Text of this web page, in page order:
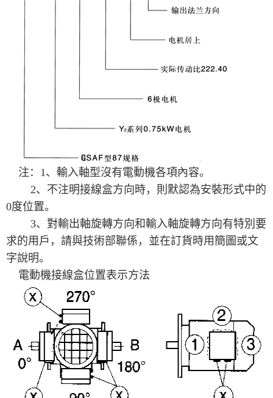
注：1、輸入軸型沒有電動機各項內容。
2、不注明接線盒方向時，則默認為安裝形式中的
0度位置。
3、對輸出軸旋轉方向和輸入軸旋轉方向有特別要
求的用戶，請與技術部聯係，並在訂貨時用簡圖或文
字說明。
電動機接線盒位置表示方法